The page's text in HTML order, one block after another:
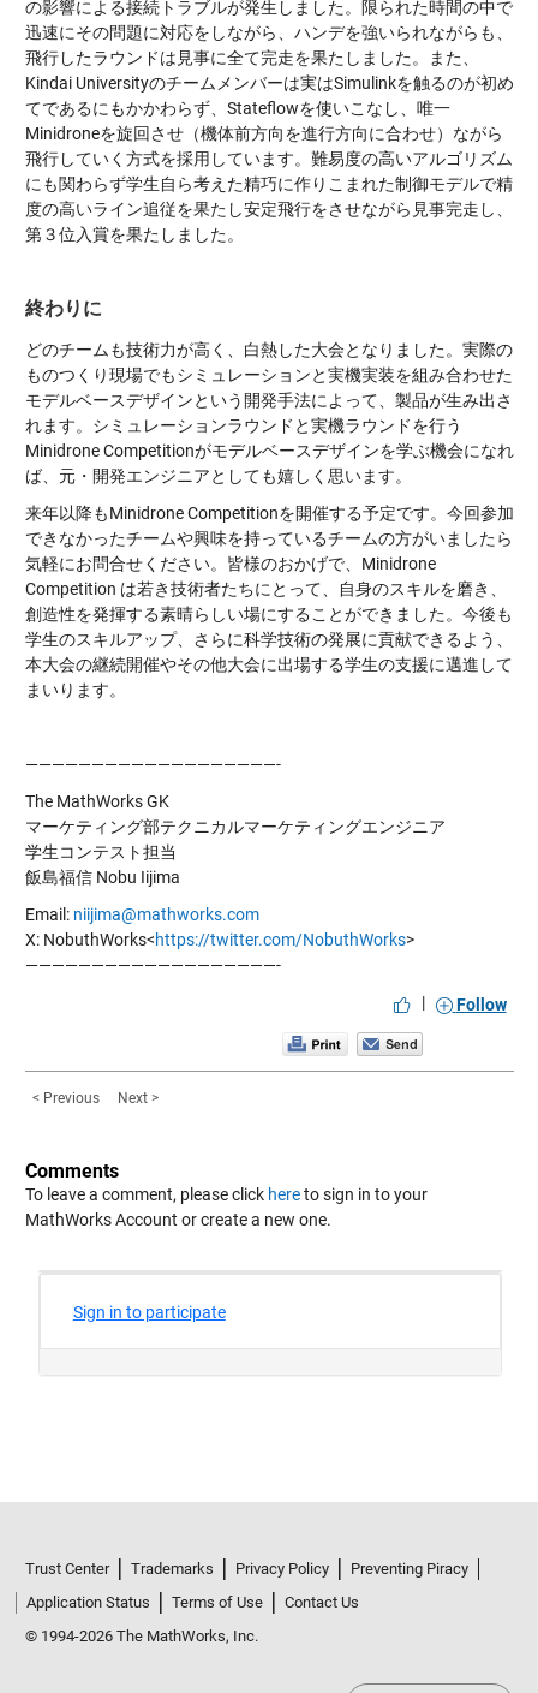
の影響による接続トラブルが発生しました。限られた時間の中で
迅速にその問題に対応をしながら、ハンデを強いられながらも、
飛行したラウンドは見事に全て完走を果たしました。また、
Kindai Universityのチームメンバーは実はSimulinkを触るのが初め
てであるにもかかわらず、Stateflowを使いこなし、唯一
Minidroneを旋回させ（機体前方向を進行方向に合わせ）ながら
飛行していく方式を採用しています。難易度の高いアルゴリズム
にも関わらず学生自ら考えた精巧に作りこまれた制御モデルで精
度の高いライン追従を果たし安定飛行をさせながら見事完走し、
第３位入賞を果たしました。
終わりに
どのチームも技術力が高く、白熱した大会となりました。実際の
ものつくり現場でもシミュレーションと実機実装を組み合わせた
モデルベースデザインという開発手法によって、製品が生み出さ
れます。シミュレーションラウンドと実機ラウンドを行う
Minidrone Competitionがモデルベースデザインを学ぶ機会になれ
ば、元・開発エンジニアとしても嬉しく思います。
来年以降もMinidrone Competitionを開催する予定です。今回参加
できなかったチームや興味を持っているチームの方がいましたら
気軽にお問合せください。皆様のおかげで、Minidrone
Competition は若き技術者たちにとって、自身のスキルを磨き、
創造性を発揮する素晴らしい場にすることができました。今後も
学生のスキルアップ、さらに科学技術の発展に貢献できるよう、
本大会の継続開催やその他大会に出場する学生の支援に邁進して
まいります。
———————————————————-
The MathWorks GK
マーケティング部テクニカルマーケティングエンジニア
学生コンテスト担当
飯島福信 Nobu Iijima
Email: niijima@mathworks.com
X: NobuthWorks<https://twitter.com/NobuthWorks>
———————————————————-
|
Follow
< Previous Next >
Comments
To leave a comment, please click hereto sign in to your
MathWorks Account or create a new one.
Trust Center Trademarks Privacy Policy
Preventing Piracy
Application Status
Terms of Use
Contact Us
© 1994-2026 The MathWorks, Inc.